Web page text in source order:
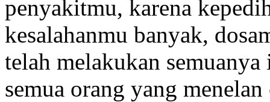
penyakitmu, karena
kesalahanmu banyak,
telah melakukan
semua orang yang menelan